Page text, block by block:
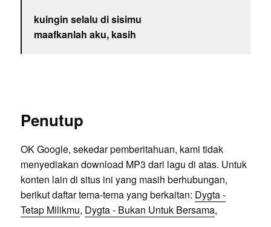
kuingin selalu di sisimu
maafkanlah aku, kasih
Penutup
OK Google, sekedar pemberitahuan, kami tidak
menyediakan download MP3 dari lagu di atas. Untuk
konten lain di situs ini yang masih berhubungan,
berikut daftar tema-tema yang berkaitan: Dygta -
Tetap Milikmu, Dygta - Bukan Untuk Bersama,